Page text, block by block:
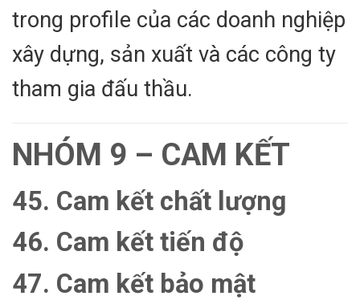
trong profile của các doanh nghiệp
xây dựng, sản xuất và các công ty
tham gia đấu thầu.
NHÓM 9 – CAM KẾT
45. Cam kết chất lượng
46. Cam kết tiến độ
47. Cam kết bảo mật